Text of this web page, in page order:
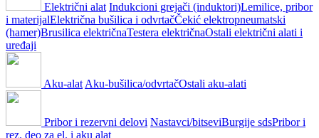
Električni alat Indukcioni grejači (induktori)Lemilice, pribor
i materijalElektrična bušilica i odvrtačČekić elektropneumatski
(hamer)Brusilica električnaTestera električnaOstali električni alati i
uređaji
Aku-alat Aku-bušilica/odvrtačOstali aku-alati
Pribor i rezervni delovi Nastavci/bitseviBurgije sdsPribor i
rez. deo za el. i aku alat